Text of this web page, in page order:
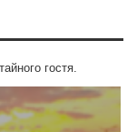
гостя.